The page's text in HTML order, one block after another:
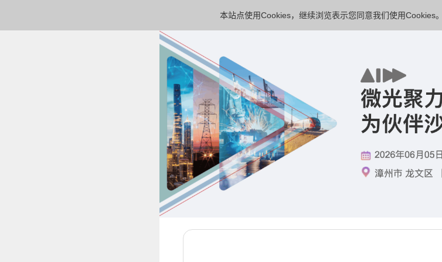
本站点使用Cookies，继续浏览表示您同意我们使用Cookies。